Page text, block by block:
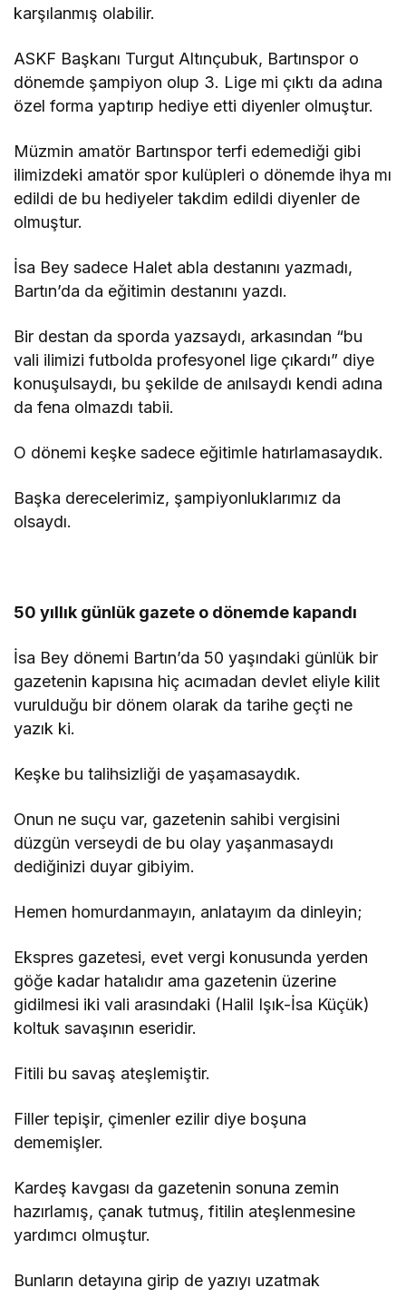
karşılanmış olabilir.
ASKF Başkanı Turgut Altınçubuk, Bartınspor o
dönemde şampiyon olup 3. Lige mi çıktı da adına
özel forma yaptırıp hediye etti diyenler olmuştur.
Müzmin amatör Bartınspor terfi edemediği gibi
ilimizdeki amatör spor kulüpleri o dönemde ihya mı
edildi de bu hediyeler takdim edildi diyenler de
olmuştur.
İsa Bey sadece Halet abla destanını yazmadı,
Bartın’da da eğitimin destanını yazdı.
Bir destan da sporda yazsaydı, arkasından “bu
vali ilimizi futbolda profesyonel lige çıkardı” diye
konuşulsaydı, bu şekilde de anılsaydı kendi adına
da fena olmazdı tabii.
O dönemi keşke sadece eğitimle hatırlamasaydık.
Başka derecelerimiz, şampiyonluklarımız da
olsaydı.
50 yıllık günlük gazete o dönemde kapandı
İsa Bey dönemi Bartın’da 50 yaşındaki günlük bir
gazetenin kapısına hiç acımadan devlet eliyle kilit
vurulduğu bir dönem olarak da tarihe geçti ne
yazık ki.
Keşke bu talihsizliği de yaşamasaydık.
Onun ne suçu var, gazetenin sahibi vergisini
düzgün verseydi de bu olay yaşanmasaydı
dediğinizi duyar gibiyim.
Hemen homurdanmayın, anlatayım da dinleyin;
Ekspres gazetesi, evet vergi konusunda yerden
göğe kadar hatalıdır ama gazetenin üzerine
gidilmesi iki vali arasındaki (Halil Işık-İsa Küçük)
koltuk savaşının eseridir.
Fitili bu savaş ateşlemiştir.
Filler tepişir, çimenler ezilir diye boşuna
dememişler.
Kardeş kavgası da gazetenin sonuna zemin
hazırlamış, çanak tutmuş, fitilin ateşlenmesine
yardımcı olmuştur.
Bunların detayına girip de yazıyı uzatmak